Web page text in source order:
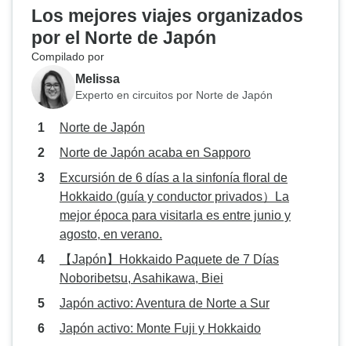
sobre la cultura,
Sin duda, no
muchos
curiosos.
cuidadosamente
diarias, y apenas
estupendo.
como la
templo y una
Los mejores viajes organizados
por el Norte de Japón
Compilado por
Melissa
Experto en circuitos por Norte de Japón
Norte de Japón
Norte de Japón acaba en Sapporo
Excursión de 6 días a la sinfonía floral de
Hokkaido (guía y conductor privados）La
mejor época para visitarla es entre junio y
agosto, en verano.
【Japón】Hokkaido Paquete de 7 Días
Noboribetsu, Asahikawa, Biei
Japón activo: Aventura de Norte a Sur
Japón activo: Monte Fuji y Hokkaido